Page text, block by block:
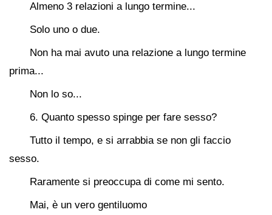
Almeno 3 relazioni a lungo termine...
Solo uno o due.
Non ha mai avuto una relazione a lungo termine
prima...
Non lo so...
6. Quanto spesso spinge per fare sesso?
Tutto il tempo, e si arrabbia se non gli faccio
sesso.
Raramente si preoccupa di come mi sento.
Mai, è un vero gentiluomo